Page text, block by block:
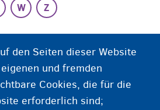
W Z
Nettolohn
das eine Person mit ihre Arbeit
den Seiten dieser Website
und fremden
Cookies, die für die
erforderlich sind;